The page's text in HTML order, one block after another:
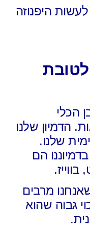
היפנוזה
לטובת
הכלי
הדמיון שלנו
שלנו.
הם
מרבים
גבוה שהוא